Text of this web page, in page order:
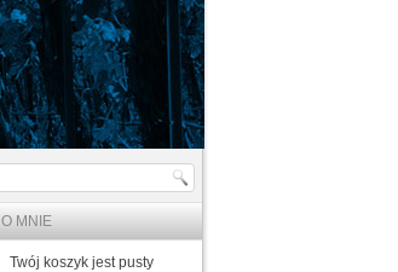
O MNIE
Twój koszyk jest pusty